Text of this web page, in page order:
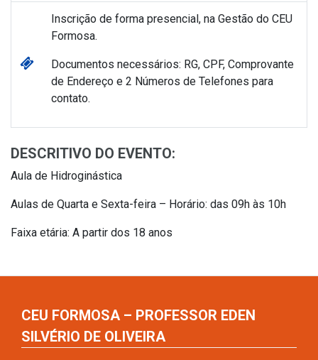
Inscrição de forma presencial, na Gestão do CEU
Formosa.
Documentos necessários: RG, CPF, Comprovante
de Endereço e 2 Números de Telefones para
contato.
DESCRITIVO DO EVENTO:
Aula de Hidroginástica
Aulas de Quarta e Sexta-feira – Horário: das 09h às 10h
Faixa etária: A partir dos 18 anos
CEU FORMOSA – PROFESSOR EDEN
SILVÉRIO DE OLIVEIRA